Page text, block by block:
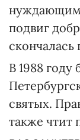
подвиг
скончалась
В 1988
святых.
также чтит